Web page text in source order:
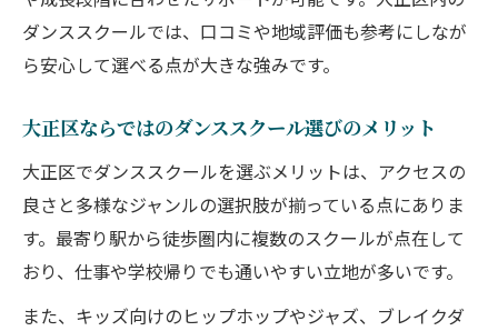
ール発見
キッズ向けクラスの内容とダンスジャンル
ダンススクールの月謝や費用体系を事前に
確認
失敗しないダンススクールの選び方とは
指導方針が明確なダンススクールの選び方
子どもの性格に合うダンススクールを見極
める
ダンススクールでは、口コミや地域評価も参考にしなが
ら安心して選べる点が大きな強みです。
大正区ならではのダンススクール選びのメリット
大正区でダンススクールを選ぶメリットは、アクセスの
良さと多様なジャンルの選択肢が揃っている点にありま
す。最寄り駅から徒歩圏内に複数のスクールが点在して
おり、仕事や学校帰りでも通いやすい立地が多いです。
また、キッズ向けのヒップホップやジャズ、ブレイクダ